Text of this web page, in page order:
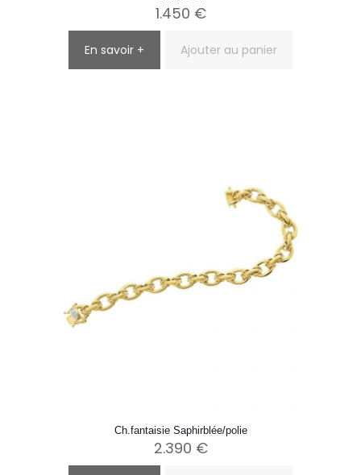
1.450 €
En savoir + Ajouter au panier
Ch.fantaisie Saphirblée/polie
2.390 €